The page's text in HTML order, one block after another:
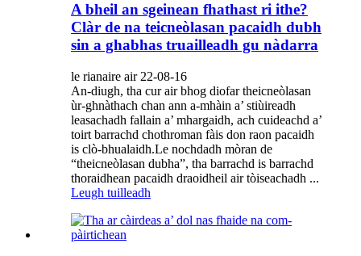
A bheil an sgeinean fhathast ri ithe?
Clàr de na teicneòlasan pacaidh dubh
sin a ghabhas truailleadh gu nàdarra
le rianaire air 22-08-16
An-diugh, tha cur air bhog diofar theicneòlasan
ùr-ghnàthach chan ann a-mhàin a’ stiùireadh
leasachadh fallain a’ mhargaidh, ach cuideachd a’
toirt barrachd chothroman fàis don raon pacaidh
is clò-bhualaidh.Le nochdadh mòran de
“theicneòlasan dubha”, tha barrachd is barrachd
thoraidhean pacaidh draoidheil air tòiseachadh ...
Leugh tuilleadh